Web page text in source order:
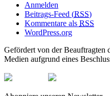
Anmelden
Beitrags-Feed (RSS)
Kommentare als RSS
WordPress.org
Gefördert von der Beauftragten
Medien aufgrund eines